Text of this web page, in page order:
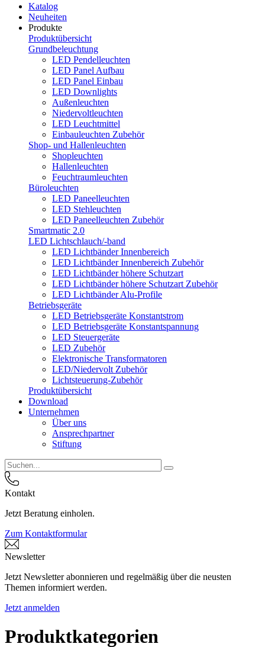
Katalog
Neuheiten
Produkte
Produktübersicht
Grundbeleuchtung
LED Pendelleuchten
LED Panel Aufbau
LED Panel Einbau
LED Downlights
Außenleuchten
Niedervoltleuchten
LED Leuchtmittel
Einbauleuchten Zubehör
Shop- und Hallenleuchten
Shopleuchten
Hallenleuchten
Feuchtraumleuchten
Büroleuchten
LED Paneelleuchten
LED Stehleuchten
LED Paneelleuchten Zubehör
Smartmatic 2.0
LED Lichtschlauch/-band
LED Lichtbänder Innenbereich
LED Lichtbänder Innenbereich Zubehör
LED Lichtbänder höhere Schutzart
LED Lichtbänder höhere Schutzart Zubehör
LED Lichtbänder Alu-Profile
Betriebsgeräte
LED Betriebsgeräte Konstantstrom
LED Betriebsgeräte Konstantspannung
LED Steuergeräte
LED Zubehör
Elektronische Transformatoren
LED/Niedervolt Zubehör
Lichtsteuerung-Zubehör
Produktübersicht
Download
Unternehmen
Über uns
Ansprechpartner
Stiftung
Kontakt
Jetzt Beratung einholen.
Zum Kontaktformular
Newsletter
Jetzt Newsletter abonnieren und regelmäßig über die neusten
Themen informiert werden.
Jetzt anmelden
Produktkategorien